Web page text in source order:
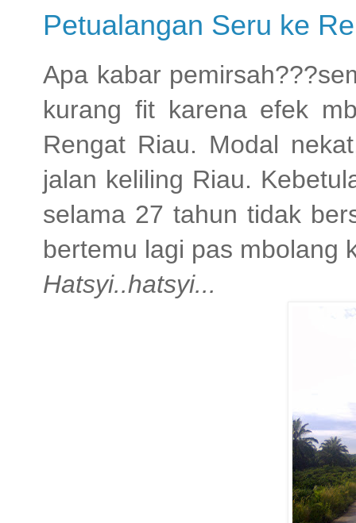
Petualangan Seru ke
Apa kabar
kurang fit karena efek
Rengat Riau. Modal
jalan keliling Riau.
selama 27 tahun tidak
bertemu lagi pas mbolang
Hatsyi..hatsyi...